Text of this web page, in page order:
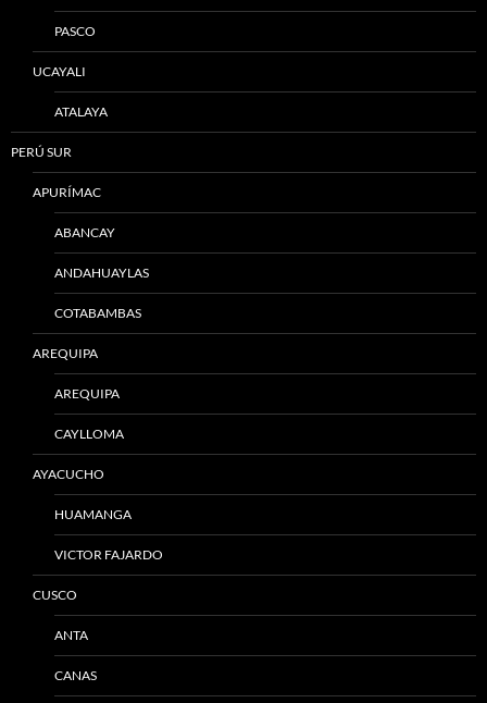
PASCO
UCAYALI
ATALAYA
PERÚ SUR
APURÍMAC
ABANCAY
ANDAHUAYLAS
COTABAMBAS
AREQUIPA
AREQUIPA
CAYLLOMA
AYACUCHO
HUAMANGA
VICTOR FAJARDO
CUSCO
ANTA
CANAS